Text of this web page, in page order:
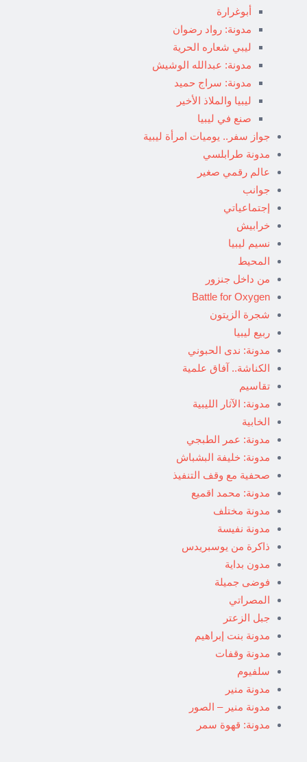
أبوغرارة
مدونة: رواد رضوان
ليبي شعاره الحرية
مدونة: عبدالله الوشيش
مدونة: سراج حميد
ليبيا والملاذ الأخير
صنع في ليبيا
جواز سفر.. يوميات امرأة ليبية
مدونة طرابلسي
عالم رقمي صغير
جوانب
إجتماعياتي
خرابيش
نسيم ليبيا
المحيط
من داخل جنزور
Battle for Oxygen
شجرة الزيتون
ربيع ليبيا
مدونة: ندى الحبوني
الكناشة.. آفاق علمية
تقاسيم
مدونة: الآثار الليبية
الخابية
مدونة: عمر الطبجي
مدونة: خليفة البشباش
صحفية مع وقف التنفيذ
مدونة: محمد اقميع
مدونة مختلف
مدونة نفيسة
ذاكرة من يوسبريدس
مدون بداية
فوضى جميلة
المصراتي
جبل الزعتر
مدونة بنت إبراهيم
مدونة وقفات
سلفيوم
مدونة منير
مدونة منير – الصور
مدونة: قهوة سمر